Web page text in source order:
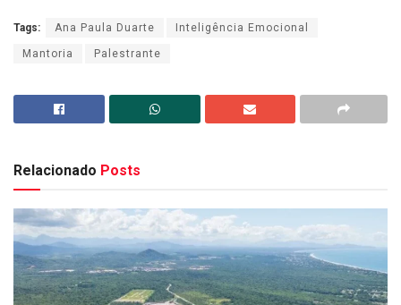
Tags: Ana Paula Duarte Inteligência Emocional
Mantoria Palestrante
Relacionado Posts